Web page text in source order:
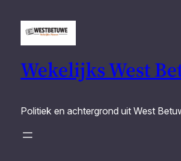
Wekelijks West
Politiek en achtergrond uit West